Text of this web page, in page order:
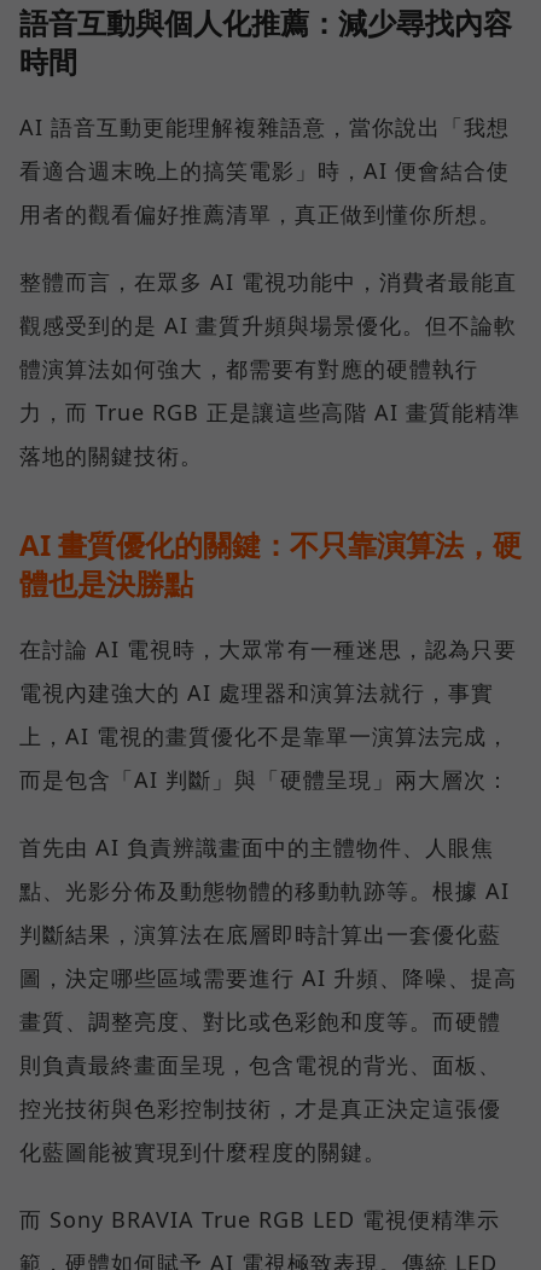
語音互動與個人化推薦：減少尋找內容
時間
AI 語音互動更能理解複雜語意，當你說出「我想
看適合週末晚上的搞笑電影」時，AI 便會結合使
用者的觀看偏好推薦清單，真正做到懂你所想。
整體而言，在眾多 AI 電視功能中，消費者最能直
觀感受到的是 AI 畫質升頻與場景優化。但不論軟
體演算法如何強大，都需要有對應的硬體執行
力，而 True RGB 正是讓這些高階 AI 畫質能精準
落地的關鍵技術。
AI 畫質優化的關鍵：不只靠演算法，硬
體也是決勝點
在討論 AI 電視時，大眾常有一種迷思，認為只要
電視內建強大的 AI 處理器和演算法就行，事實
上，AI 電視的畫質優化不是靠單一演算法完成，
而是包含「AI 判斷」與「硬體呈現」兩大層次：
首先由 AI 負責辨識畫面中的主體物件、人眼焦
點、光影分佈及動態物體的移動軌跡等。根據 AI
判斷結果，演算法在底層即時計算出一套優化藍
圖，決定哪些區域需要進行 AI 升頻、降噪、提高
畫質、調整亮度、對比或色彩飽和度等。而硬體
則負責最終畫面呈現，包含電視的背光、面板、
控光技術與色彩控制技術，才是真正決定這張優
化藍圖能被實現到什麼程度的關鍵。
而 Sony BRAVIA True RGB LED 電視便精準示
範，硬體如何賦予 AI 電視極致表現。傳統 LED